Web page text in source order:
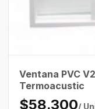
Ventana PVC
Termoacustic
$58.300/